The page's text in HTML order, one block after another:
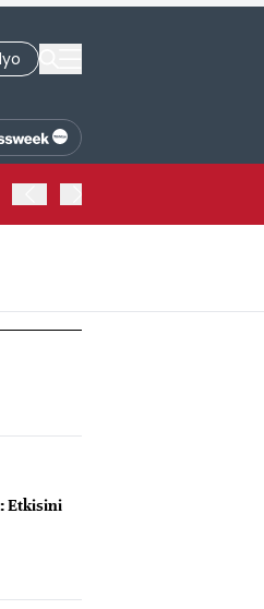
Etkisini